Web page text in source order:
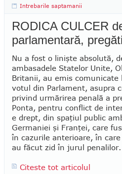
Intrebarile saptamanii
RODICA CULCER
parlamentară,
Nu a fost o linişte absolută,
ambasadele Statelor Unite,
Britanii, au emis co­municate
votul din Parlament, asupra
privind urmărirea penală a
Ponta, pentru conflict de
e drept, din spaţiul public
Germaniei şi Franţei, care
în cazurile anterioare, în
au făcut zid în jurul penalilor.
Citeste tot articolul